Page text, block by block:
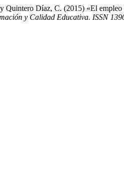
Díaz, C. (2015) «El
y Calidad Educativa. ISSN